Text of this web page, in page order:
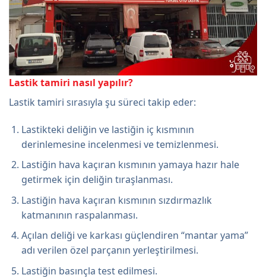
Lastik tamiri nasıl yapılır?
Lastik tamiri sırasıyla şu süreci takip eder:
Lastikteki deliğin ve lastiğin iç kısmının
derinlemesine incelenmesi ve temizlenmesi.
Lastiğin hava kaçıran kısmının yamaya hazır hale
getirmek için deliğin tıraşlanması.
Lastiğin hava kaçıran kısmının sızdırmazlık
katmanının raspalanması.
Açılan deliği ve karkası güçlendiren “mantar yama”
adı verilen özel parçanın yerleştirilmesi.
Lastiğin basınçla test edilmesi.